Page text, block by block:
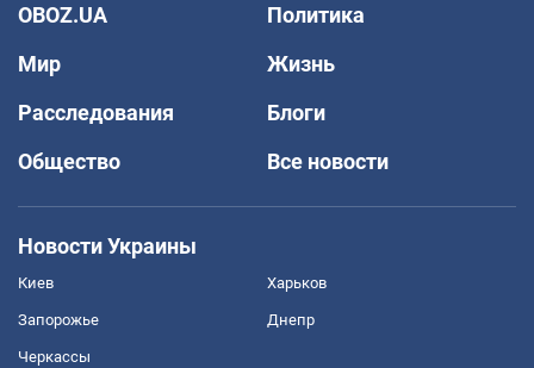
OBOZ.UA
Политика
Мир
Жизнь
Расследования
Блоги
Общество
Все новости
Новости Украины
Киев Харьков
Запорожье Днепр
Черкассы